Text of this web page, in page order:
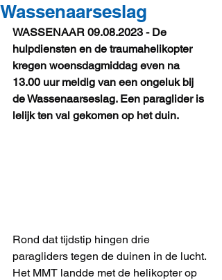
Wassenaarseslag
WASSENAAR 09.08.2023 - De
hulpdiensten en de traumahelikopter
kregen woensdagmiddag even na
13.00 uur meldig van een ongeluk bij
de Wassenaarseslag. Een paraglider is
lelijk ten val gekomen op het duin.
Rond dat tijdstip hingen drie
paragliders tegen de duinen in de lucht.
Het MMT landde met de helikopter op